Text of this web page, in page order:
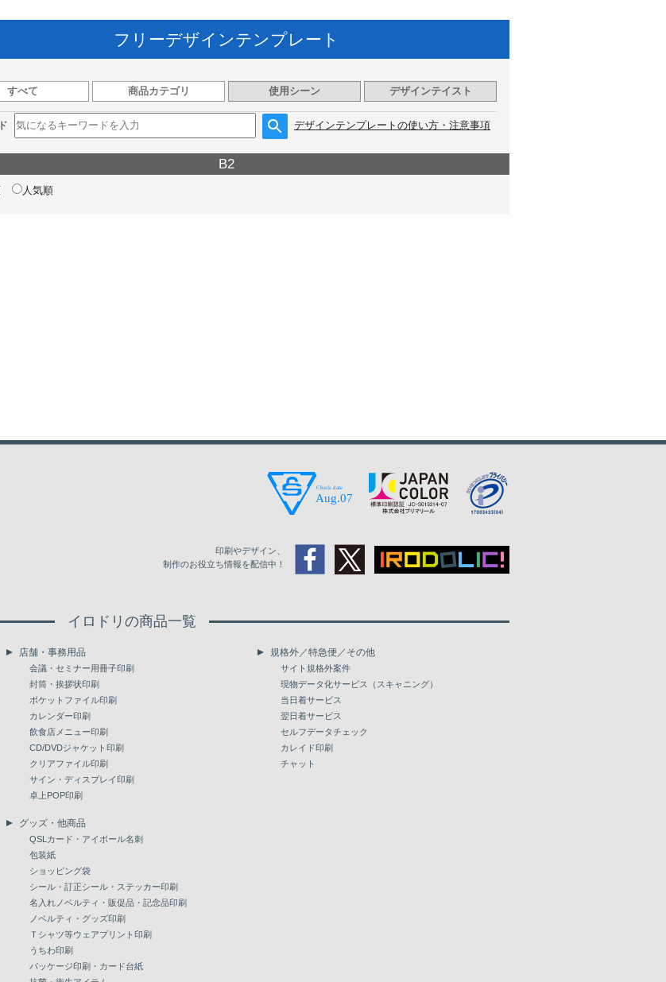
フリーデザインテンプレート
すべて 商品カテゴリ 使用シーン デザインテイスト
デザインテンプレートの使い方・注意事項
B2
人気順
印刷やデザイン、
制作のお役立ち情報を配信中！
イロドリの商品一覧
店舗・事務用品
会議・セミナー用冊子印刷
封筒・挨拶状印刷
ポケットファイル印刷
カレンダー印刷
飲食店メニュー印刷
CD/DVDジャケット印刷
クリアファイル印刷
サイン・ディスプレイ印刷
卓上POP印刷
グッズ・他商品
QSLカード・アイボール名刺
包装紙
ショッピング袋
シール・訂正シール・ステッカー印刷
名入れノベルティ・販促品・記念品印刷
ノベルティ・グッズ印刷
Ｔシャツ等ウェアプリント印刷
うちわ印刷
パッケージ印刷・カード台紙
規格外／特急便／その他
サイト規格外案件
現物データ化サービス（スキャニング）
当日着サービス
翌日着サービス
セルフデータチェック
カレイド印刷
チャット